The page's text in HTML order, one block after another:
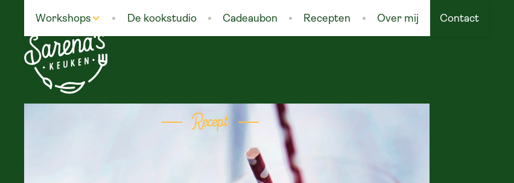
Workshops De kookstudio Cadeaubon Recepten Over mij Contact
Recept